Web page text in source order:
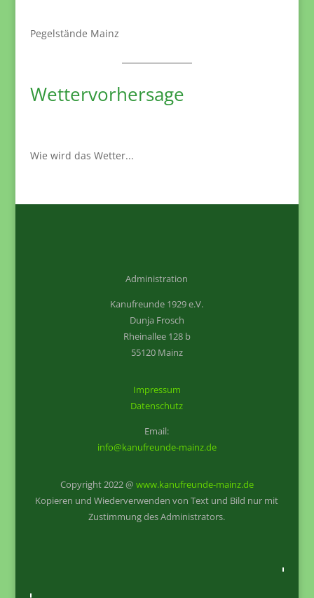
Pegelstände Mainz
Wettervorhersage
Wie wird das Wetter...
Administration
Kanufreunde 1929 e.V.
Dunja Frosch
Rheinallee 128 b
55120 Mainz
Impressum
Datenschutz
Email:
info@kanufreunde-mainz.de
Copyright 2022 @ www.kanufreunde-mainz.de
Kopieren und Wiederverwenden von Text und Bild nur mit
Zustimmung des Administrators.